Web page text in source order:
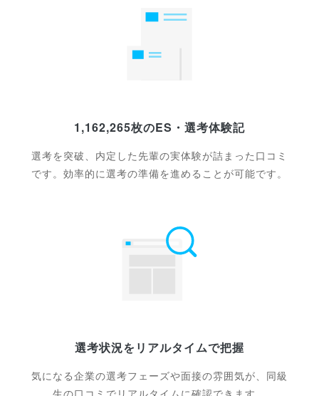
1,162,265枚のES・選考体験記
選考を突破、内定した先輩の実体験が詰まった口コミ
です。効率的に選考の準備を進めることが可能です。
選考状況をリアルタイムで把握
気になる企業の選考フェーズや面接の雰囲気が、同級